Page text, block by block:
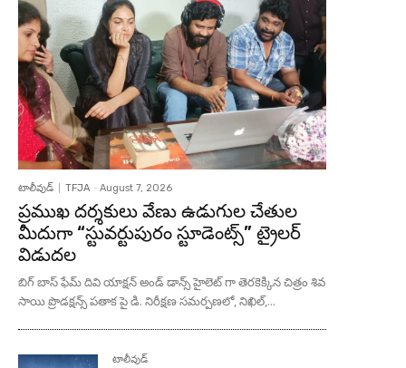
టాలీవుడ్ TFJA - August 7, 2026
ప్రముఖ దర్శకులు వేణు ఉడుగుల చేతుల
మీదుగా “స్టువర్టుపురం స్టూడెంట్స్” ట్రైలర్
విడుదల
బిగ్ బాస్ ఫేమ్ దివి యాక్షన్ అండ్ డాన్స్ హైలెట్ గా తెరకెక్కిన చిత్రం శివ
సాయి ప్రొడక్షన్స్ పతాక పై డి. నిరీక్షణ సమర్పణలో, నిఖిల్,...
టాలీవుడ్